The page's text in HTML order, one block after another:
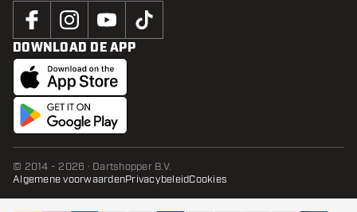
DOWNLOAD DE APP
© 2014 - 2026 · Dartshopper B.V.
Algemene voorwaardenPrivacybeleidCookies